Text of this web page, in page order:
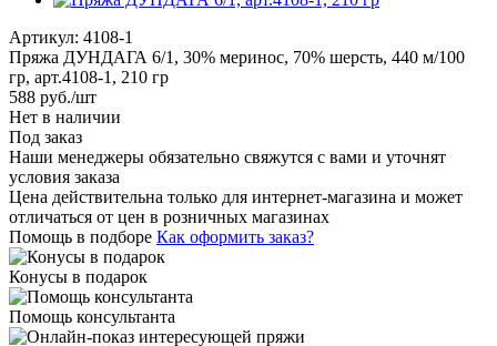
Артикул: 4108-1
Пряжа ДУНДАГА 6/1, 30% меринос, 70% шерсть, 440 м/100
гр, арт.4108-1, 210 гр
588 руб./шт
Нет в наличии
Под заказ
Наши менеджеры обязательно свяжутся с вами и уточнят
условия заказа
Цена действительна только для интернет-магазина и может
отличаться от цен в розничных магазинах
Помощь в подборе Как оформить заказ?
Конусы в подарок
Помощь консультанта